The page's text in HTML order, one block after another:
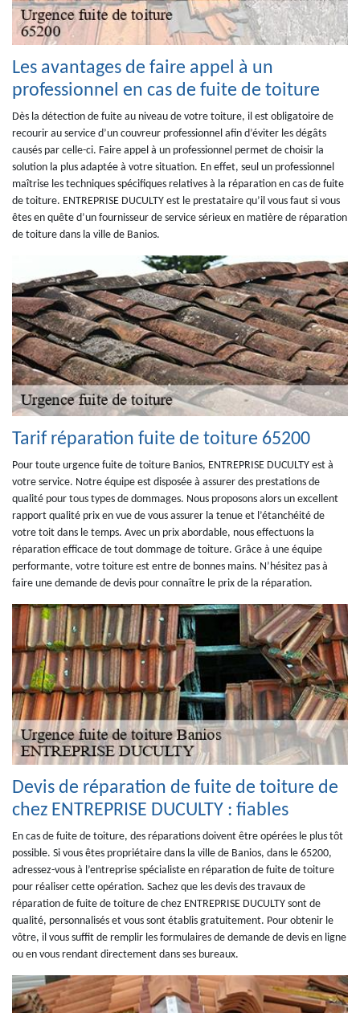
Les avantages de faire appel à un
professionnel en cas de fuite de toiture
Dès la détection de fuite au niveau de votre toiture, il est obligatoire de
recourir au service d’un couvreur professionnel afin d’éviter les dégâts
causés par celle-ci. Faire appel à un professionnel permet de choisir la
solution la plus adaptée à votre situation. En effet, seul un professionnel
maîtrise les techniques spécifiques relatives à la réparation en cas de fuite
de toiture. ENTREPRISE DUCULTY est le prestataire qu’il vous faut si vous
êtes en quête d’un fournisseur de service sérieux en matière de réparation
de toiture dans la ville de Banios.
Tarif réparation fuite de toiture 65200
Pour toute urgence fuite de toiture Banios, ENTREPRISE DUCULTY est à
votre service. Notre équipe est disposée à assurer des prestations de
qualité pour tous types de dommages. Nous proposons alors un excellent
rapport qualité prix en vue de vous assurer la tenue et l’étanchéité de
votre toit dans le temps. Avec un prix abordable, nous effectuons la
réparation efficace de tout dommage de toiture. Grâce à une équipe
performante, votre toiture est entre de bonnes mains. N’hésitez pas à
faire une demande de devis pour connaître le prix de la réparation.
Devis de réparation de fuite de toiture de
chez ENTREPRISE DUCULTY : fiables
En cas de fuite de toiture, des réparations doivent être opérées le plus tôt
possible. Si vous êtes propriétaire dans la ville de Banios, dans le 65200,
adressez-vous à l’entreprise spécialiste en réparation de fuite de toiture
pour réaliser cette opération. Sachez que les devis des travaux de
réparation de fuite de toiture de chez ENTREPRISE DUCULTY sont de
qualité, personnalisés et vous sont établis gratuitement. Pour obtenir le
vôtre, il vous suffit de remplir les formulaires de demande de devis en ligne
ou en vous rendant directement dans ses bureaux.